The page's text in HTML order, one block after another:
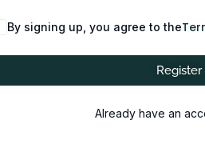
By signing up, you agree to the
Register
Already have an